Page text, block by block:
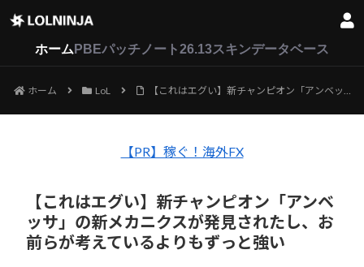
ホーム PBEパッチノート26.13スキンデータベース
ホーム LoL 【これはエグい】新チャンピオン「アンベッサ」の新メカニクスが発見されたし、お前らが考えているよりもずっと強い
【PR】稼ぐ！海外FX
【これはエグい】新チャンピオン「アンベ
ッサ」の新メカニクスが発見されたし、お
前らが考えているよりもずっと強い